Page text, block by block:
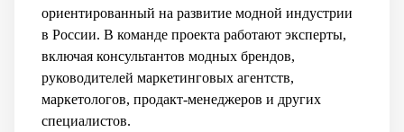
ориентированный на развитие модной индустрии
в России. В команде проекта работают эксперты,
включая консультантов модных брендов,
руководителей маркетинговых агентств,
маркетологов, продакт-менеджеров и других
специалистов.